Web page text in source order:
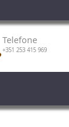
Telefone
+351 253 415 969